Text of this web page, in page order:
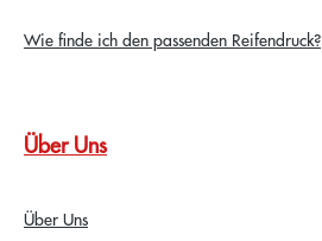
Wie finde ich den passenden Reifendruck?
Über Uns
Über Uns